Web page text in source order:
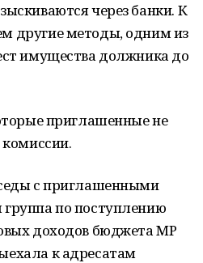
через банки. К
другие методы, одним из
имущества должника до
приглашенные не
комиссии.
с приглашенными
по поступлению
доходов бюджета МР
к адресатам